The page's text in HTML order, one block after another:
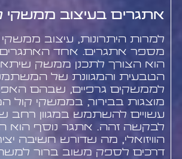
אתגרים בעיצוב ממשקי
למרות היתרונות, עיצוב
מספר אתגרים. אחד האתגרים
הוא הצורך לתכנן ממשק
הטבעית והמגוונת של
לממשקים גרפיים, שבהם
מוצגות בבירור, בממשקי
עשויים להשתמש במגוון רחב
לבקשה זהה. אתגר נוסף הוא
הוויזואלי, מה שדורש חשיבה
דרכים לספק משוב ברור